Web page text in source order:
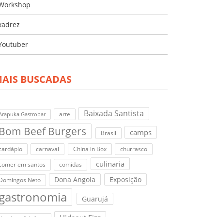
BUSCADAS
Gastrobar arte Baixada Santista
Beef Burgers Brasil camps
carnaval China in Box
churrasco
em santos
comidas culinaria
Neto Dona Angola Exposição
Guarujá